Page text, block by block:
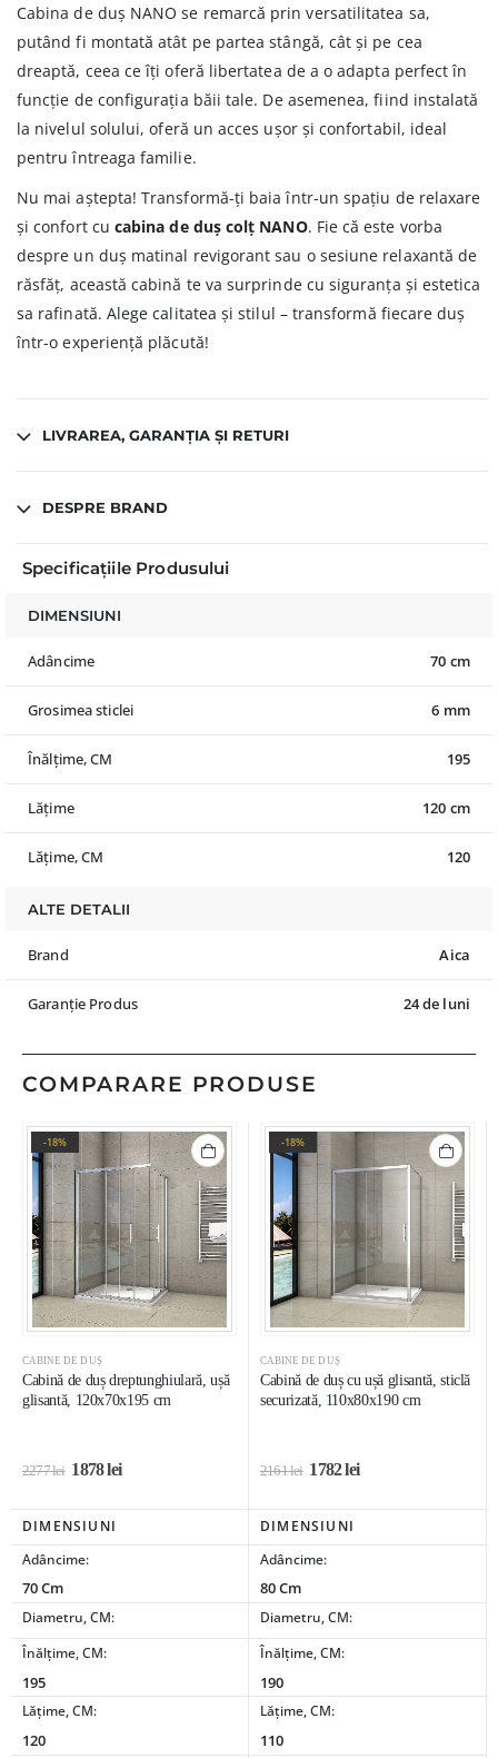
Cabina de duș NANO se remarcă prin versatilitatea sa,
putând fi montată atât pe partea stângă, cât și pe cea
dreaptă, ceea ce îți oferă libertatea de a o adapta perfect în
funcție de configurația băii tale. De asemenea, fiind instalată
la nivelul solului, oferă un acces ușor și confortabil, ideal
pentru întreaga familie.
Nu mai aștepta! Transformă-ți baia într-un spațiu de relaxare
și confort cu cabina de duș colț NANO. Fie că este vorba
despre un duș matinal revigorant sau o sesiune relaxantă de
răsfăț, această cabină te va surprinde cu siguranța și estetica
sa rafinată. Alege calitatea și stilul – transformă fiecare duș
într-o experiență plăcută!
LIVRAREA, GARANȚIA ȘI RETURI
DESPRE BRAND
Specificațiile Produsului
DIMENSIUNI
Adâncime 70 cm
Grosimea sticlei 6 mm
Înălțime, CM 195
Lățime 120 cm
Lățime, CM 120
ALTE DETALII
Brand Aica
Garanție Produs 24 de luni
COMPARARE PRODUSE
-18%
CABINE DE DUȘ
Cabină de duș dreptunghiulară, ușă
glisantă, 120x70x195 cm
2277lei 1878lei
-18%
CABINE DE DUȘ
Cabină de duș cu ușă glisantă, sticlă
securizată, 110x80x190 cm
2161lei 1782lei
DIMENSIUNI
DIMENSIUNI
Adâncime:
70 Cm
Adâncime:
80 Cm
Diametru, CM:
Diametru, CM:
Înălțime, CM:
195
Înălțime, CM:
190
Lățime, CM:
120
Lățime, CM:
110